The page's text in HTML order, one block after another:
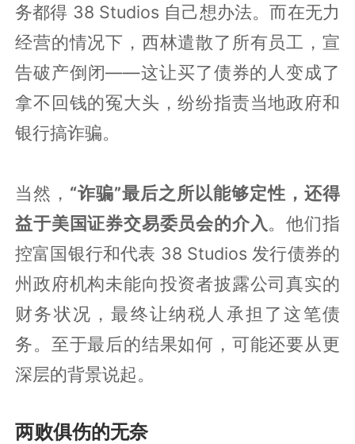
务都得 38 Studios 自己想办法。而在无力
经营的情况下，西林遣散了所有员工，宣
告破产倒闭——这让买了债券的人变成了
拿不回钱的冤大头，纷纷指责当地政府和
银行搞诈骗。
当然， “诈骗”最后之所以能够定性，还得
益于美国证券交易委员会的介入。他们指
控富国银行和代表 38 Studios 发行债券的
州政府机构未能向投资者披露公司真实的
财务状况，最终让纳税人承担了这笔债
务。至于最后的结果如何，可能还要从更
深层的背景说起。
两败俱伤的无奈